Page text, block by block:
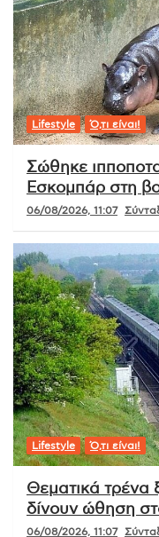
Lifestyle Ό,τι είναι!
Σώθηκε
Εσκομπάρ στη
06/08/2026, 11:07
Lifestyle Ό,τι είναι!
Θεματικά τρένα
δίνουν ώθηση
06/08/2026, 11:07